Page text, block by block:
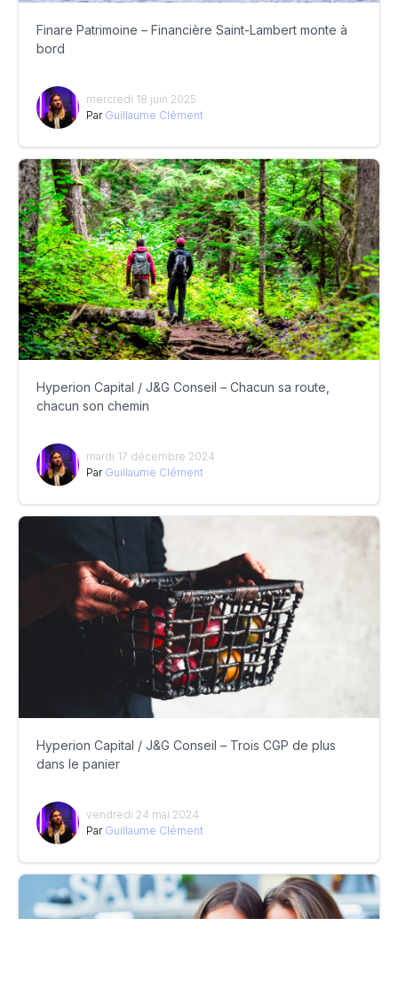
Finare Patrimoine – Financière Saint-Lambert monte à
bord
mercredi 18 juin 2025
Par Guillaume Clément
Hyperion Capital / J&G Conseil – Chacun sa route,
chacun son chemin
mardi 17 décembre 2024
Par Guillaume Clément
Hyperion Capital / J&G Conseil – Trois CGP de plus
dans le panier
vendredi 24 mai 2024
Par Guillaume Clément